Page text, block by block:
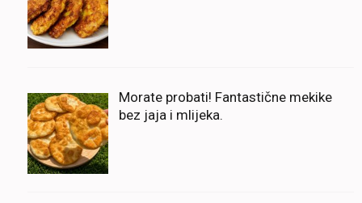
Morate probati! Fantastične mekike
bez jaja i mlijeka.